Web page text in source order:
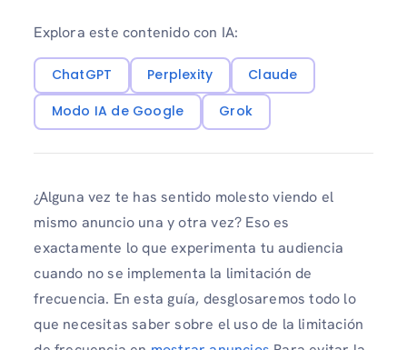
Explora este contenido con IA:
ChatGPT Perplexity
Claude
Modo IA de Google
Grok
¿Alguna vez te has sentido molesto viendo el
mismo anuncio una y otra vez? Eso es
exactamente lo que experimenta tu audiencia
cuando no se implementa la limitación de
frecuencia. En esta guía, desglosaremos todo lo
que necesitas saber sobre el uso de la limitación